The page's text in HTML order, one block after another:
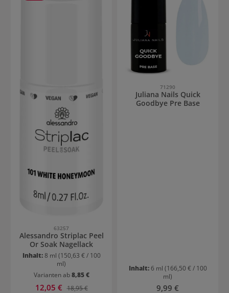
63257
Alessandro Striplac Peel
Or Soak Nagellack
Inhalt:8 ml (150,63 € / 100
ml)
Varianten ab8,85 €
Verkaufspreis:
12,05 € Regulärer Preis:
18,95 €
71290
Juliana Nails Quick
Goodbye Pre Base
Inhalt: 6 ml (166,50 € / 100
ml)
Regulärer Preis:
9,99 €